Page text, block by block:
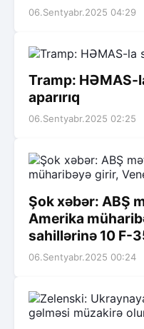
06.Sentyabr.2025 04:29
Tramp: HƏMAS-
aparırıq
06.Sentyabr.2025 02:25
Şok xəbər: ABŞ
Amerika
sahillərinə 10 F-
06.Sentyabr.2025 00:24